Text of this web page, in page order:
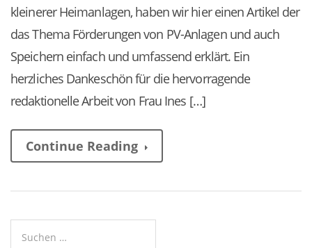
kleinerer Heimanlagen, haben wir hier einen Artikel der
das Thema Förderungen von PV-Anlagen und auch
Speichern einfach und umfassend erklärt. Ein
herzliches Dankeschön für die hervorragende
redaktionelle Arbeit von Frau Ines […]
Continue Reading